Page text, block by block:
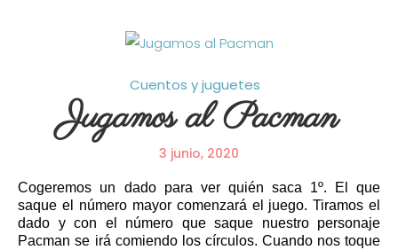
Cuentos y juguetes
Jugamos al Pacman
3 junio, 2020
Cogeremos un dado para ver quién saca 1º. El que
saque el número mayor comenzará el juego. Tiramos el
dado y con el número que saque nuestro personaje
Pacman se irá comiendo los círculos. Cuando nos toque